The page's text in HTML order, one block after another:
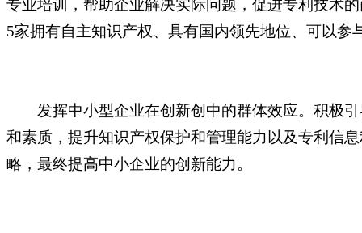
专业培训，帮助企业解决实际问题，促进专利技术
5家拥有自主知识产权、具有国内领先地位、可以参
发挥中小型企业在创新创中的群体效应。积极引
和素质，提升知识产权保护和管理能力以及专利信
略，最终提高中小企业的创新能力。